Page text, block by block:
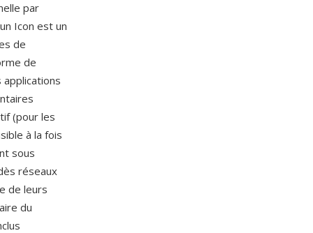
par
Icon est un
de
de
(pour les
à la fois
sous
réseaux
de leurs
du